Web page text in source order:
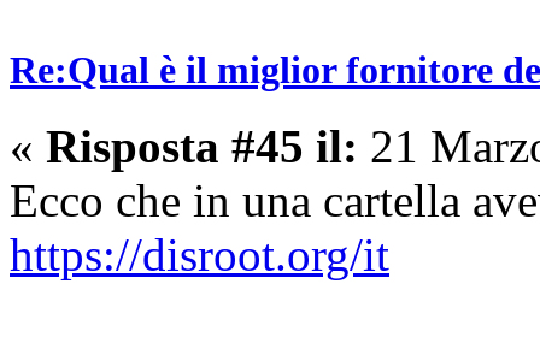
Re:Qual è il miglior fornitore
« Risposta #45 il: 21
Ecco che in una cartella
https://disroot.org/it